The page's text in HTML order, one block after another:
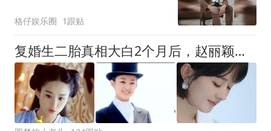
格仔娱乐圈 1跟贴
复婚生二胎真相大白2个月后，赵丽颖现状曝光，原来冯绍峰没说谎